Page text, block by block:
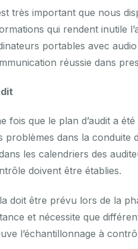
très important que nous
qui rendent inutile
portables avec
réussie dans
fois que le plan d’audit a
problèmes dans la conduite
les calendriers des
doivent être établies.
doit être prévu lors de la
et nécessite que
l’échantillonnage à